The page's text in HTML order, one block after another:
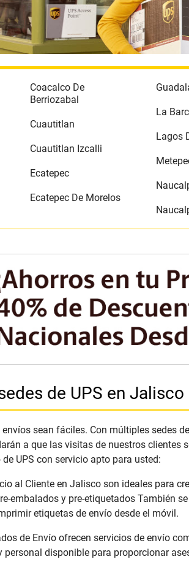
Coacalco De
Berriozabal
Cuautitlan
Cuautitlan Izcalli
Ecatepec
Ecatepec De Morelos
La
Lagos
de UPS en Jalisco
envíos sean fáciles. Con múltiples sedes
a que las visitas de nuestros
UPS con servicio apto para usted:
al Cliente en Jalisco son ideales para
embalados y pre-etiquetados También
etiquetas de envío desde el móvil.
de Envío ofrecen servicios de envío
disponible para proporcionar